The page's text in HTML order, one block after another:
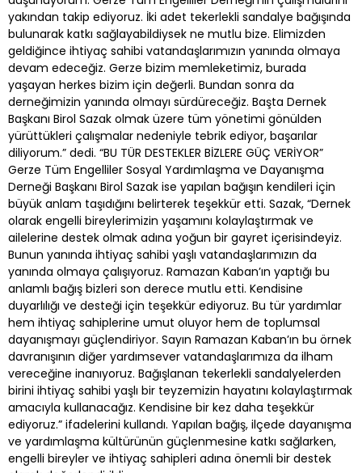
yakından takip ediyoruz. İki adet tekerlekli sandalye bağışında
bulunarak katkı sağlayabildiysek ne mutlu bize. Elimizden
geldiğince ihtiyaç sahibi vatandaşlarımızın yanında olmaya
devam edeceğiz. Gerze bizim memleketimiz, burada
yaşayan herkes bizim için değerli. Bundan sonra da
derneğimizin yanında olmayı sürdüreceğiz. Başta Dernek
Başkanı Birol Sazak olmak üzere tüm yönetimi gönülden
yürüttükleri çalışmalar nedeniyle tebrik ediyor, başarılar
diliyorum.” dedi. “BU TÜR DESTEKLER BİZLERE GÜÇ VERİYOR”
Gerze Tüm Engelliler Sosyal Yardımlaşma ve Dayanışma
Derneği Başkanı Birol Sazak ise yapılan bağışın kendileri için
büyük anlam taşıdığını belirterek teşekkür etti. Sazak, “Dernek
olarak engelli bireylerimizin yaşamını kolaylaştırmak ve
ailelerine destek olmak adına yoğun bir gayret içerisindeyiz.
Bunun yanında ihtiyaç sahibi yaşlı vatandaşlarımızın da
yanında olmaya çalışıyoruz. Ramazan Kaban’ın yaptığı bu
anlamlı bağış bizleri son derece mutlu etti. Kendisine
duyarlılığı ve desteği için teşekkür ediyoruz. Bu tür yardımlar
hem ihtiyaç sahiplerine umut oluyor hem de toplumsal
dayanışmayı güçlendiriyor. Sayın Ramazan Kaban’ın bu örnek
davranışının diğer yardımsever vatandaşlarımıza da ilham
vereceğine inanıyoruz. Bağışlanan tekerlekli sandalyelerden
birini ihtiyaç sahibi yaşlı bir teyzemizin hayatını kolaylaştırmak
amacıyla kullanacağız. Kendisine bir kez daha teşekkür
ediyoruz.” ifadelerini kullandı. Yapılan bağış, ilçede dayanışma
ve yardımlaşma kültürünün güçlenmesine katkı sağlarken,
engelli bireyler ve ihtiyaç sahipleri adına önemli bir destek